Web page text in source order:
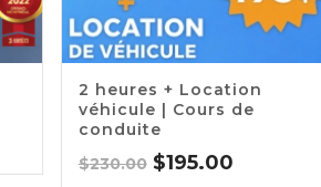
2 heures + Location
véhicule | Cours de
conduite
$230.00 Original
$195.00Current